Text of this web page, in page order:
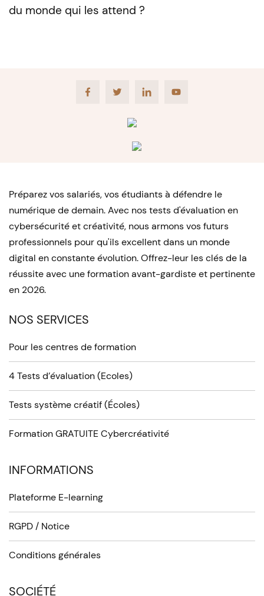
du monde qui les attend ?
FacebookTwitter LinkedIn Youtube
Préparez vos salariés, vos étudiants à défendre le
numérique de demain. Avec nos tests d'évaluation en
cybersécurité et créativité, nous armons vos futurs
professionnels pour qu'ils excellent dans un monde
digital en constante évolution. Offrez-leur les clés de la
réussite avec une formation avant-gardiste et pertinente
en 2026.
NOS SERVICES
Pour les centres de formation
4 Tests d’évaluation (Ecoles)
Tests système créatif (Écoles)
Formation GRATUITE Cybercréativité
INFORMATIONS
Plateforme E-learning
RGPD / Notice
Conditions générales
SOCIÉTÉ